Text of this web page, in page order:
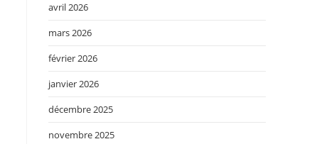
avril 2026
mars 2026
février 2026
janvier 2026
décembre 2025
novembre 2025